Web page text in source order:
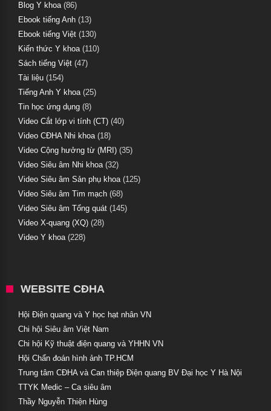
Blog Y khoa(86)
Ebook tiếng Anh (13)
Ebook tiếng Việt (130)
Kiến thức Y khoa(110)
Sách tiếng Việt (47)
Tài liệu (154)
Tiếng Anh Y khoa(25)
Tin học ứng dụng (8)
Video Cắt lớp vi tính (CT) (40)
Video CĐHA Nhi khoa(18)
Video Cộng hưởng từ (MRI) (35)
Video Siêu âm Nhi khoa(32)
Video Siêu âm Sản phụ khoa(125)
Video Siêu âm Tim mạch (68)
Video Siêu âm Tổng quát (145)
Video X-quang (XQ) (28)
Video Y khoa(228)
WEBSITE CĐHA
Hội Điện quang và Y học hạt nhân VN
Chi hội Siêu âm Việt Nam
Chi hội Kỹ thuật điện quang và YHHN VN
Hội Chẩn đoán hình ảnh TP.HCM
Trung tâm CĐHA và Can thiệp Điện quang BV Đại học Y Hà Nội
TTYK Medic – Ca siêu âm
Thầy Nguyễn Thiện Hùng